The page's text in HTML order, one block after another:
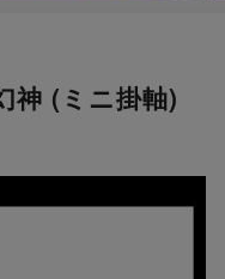
神 (ミニ掛軸)